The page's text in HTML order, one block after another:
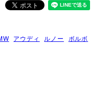
アウディ ルノー
ボルボ